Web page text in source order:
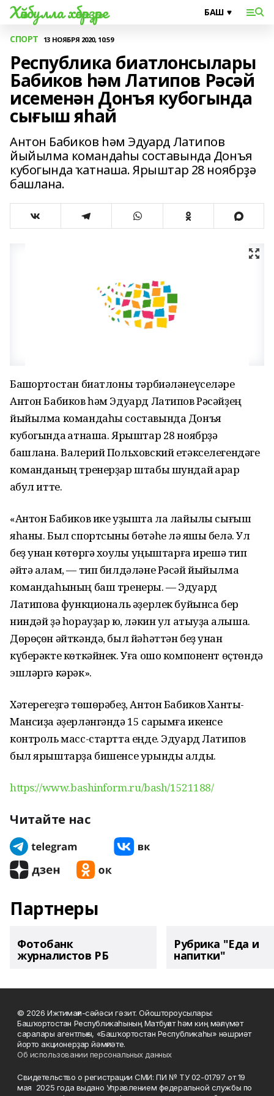
Хәйбулла хәбәрҙәре
СПОРТ 13 НОЯБРЯ 2020, 10:59
Республика биатлонсылары
Бабиков һәм Латипов Рәсәй
исеменән Донъя кубогында
сығыш яһай
Антон Бабиков һәм Эдуард Латипов
йыйылма командаһы составында Донъя
кубогында ҡатнаша. Ярыштар 28 ноябрҙә
башлана.
Башҡортостан биатлоны тәрбиәләнеүселәре
Антон Бабиков һәм Эдуард Латипов Рәсәйҙең
йыйылма командаһы составында Донъя
кубогында ҡатнаша. Ярыштар 28 ноябрҙә
башлана. Валерий Польховский етәкселегендәге
команданың тренерҙар штабы шундай ҡарар
ҡабул итте.
«Антон Бабиков ике уҙышта ла лайыҡлы сығыш
яһаны. Был спортсыны бөтәһе лә яҡшы белә. Ул
беҙ унан көтөргә хоҡуҡлы уңыштарға ирешә тип
әйтә алам, — тип билдәләне Рәсәй йыйылма
командаһының баш тренеры. — Эдуард
Латиповҡа функциональ әҙерлек буйынса бер
ниндәй ҙә һорауҙар юҡ, ләкин ул атыуҙа ҡалыша.
Дөрөҫөн әйткәндә, был йәһәттән беҙ унан
күберәкте көткәйнек. Уға ошо компонент өҫтөндә
эшләргә кәрәк».
Хәтерегеҙгә төшөрәбеҙ, Антон Бабиков Ханты-
Мансиҙа әҙерләнгәндә 15 саҡрымға икенсе
контроль масс-стартта еңде. Эдуард Латипов
был ярыштарҙа бишенсе урынды алды.
https://www.bashinform.ru/bash/1521188/
Читайте нас
Партнеры
Фотобанк
журналистов РБ
Рубрика "Еда и
напитки"
© 2026 Ижтимағи-сәйәси гәзит. Ойоштороусылары:
Башҡортостан Республикаһының Матбуғат һәм киң мәғлүмәт
саралары агентлығы, «Башҡортостан Республикаһы» нәшриәт
йорто акционерҙар йәмғиәте.
Об использовании персональных данных
Свидетельство о регистрации СМИ: ПИ № ТУ 02-01797 от 19
мая 2025 года выдано Управлением федеральной службы по